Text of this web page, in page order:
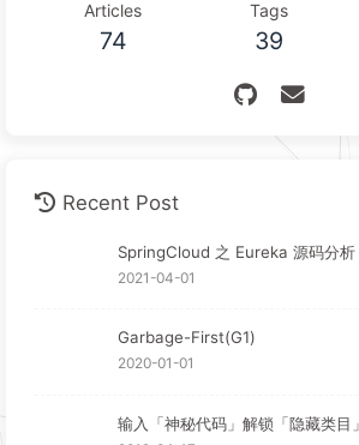
Articles
74
Tags
39
Recent Post
SpringCloud 之 Eureka 源码分析
2021-04-01
Garbage-First(G1)
2020-01-01
输入「神秘代码」解锁「隐藏类目」